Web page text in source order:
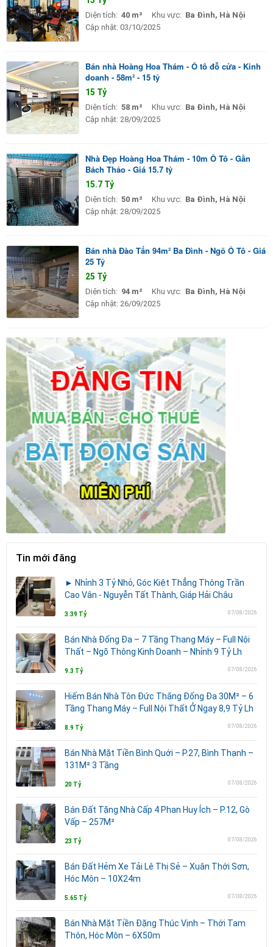
Diện tích: 40 m² Khu vực: Ba Đình, Hà Nội
Cập nhật: 03/10/2025
Bán nhà Hoàng Hoa Thám - Ô tô đỗ cửa - Kinh
doanh - 58m² - 15 tỷ
15 Tỷ
Diện tích: 58 m² Khu vực: Ba Đình, Hà Nội
Cập nhật: 28/09/2025
Nhà Đẹp Hoàng Hoa Thám - 10m Ô Tô - Gần
Bách Thảo - Giá 15.7 tỷ
15.7 Tỷ
Diện tích: 50 m² Khu vực: Ba Đình, Hà Nội
Cập nhật: 28/09/2025
Bán nhà Đào Tấn 94m² Ba Đình - Ngõ Ô Tô - Giá
25 Tỷ
25 Tỷ
Diện tích: 94 m² Khu vực: Ba Đình, Hà Nội
Cập nhật: 26/09/2025
Tin mới đăng
► Nhỉnh 3 Tỷ Nhỏ, Góc Kiệt Thẳng Thông Trần
Cao Vân - Nguyễn Tất Thành, Giáp Hải Châu
3.39 Tỷ 07/08/2026
Bán Nhà Đống Đa – 7 Tầng Thang Máy – Full Nội
Thất – Ngõ Thông Kinh Doanh – Nhỉnh 9 Tỷ Lh
9.3 Tỷ 07/08/2026
Hiếm Bán Nhà Tôn Đức Thắng Đống Đa 30M² – 6
Tầng Thang Máy – Full Nội Thất Ở Ngay 8,9 Tỷ Lh
8.9 Tỷ 07/08/2026
Bán Nhà Mặt Tiền Bình Quới – P.27, Bình Thạnh –
131M² 3 Tầng
20 Tỷ 07/08/2026
Bán Đất Tặng Nhà Cấp 4 Phan Huy Ích – P.12, Gò
Vấp – 257M²
23 Tỷ 07/08/2026
Bán Đất Hẻm Xe Tải Lê Thị Sẻ – Xuân Thới Sơn,
Hóc Môn – 10X24m
5.65 Tỷ 07/08/2026
Bán Nhà Mặt Tiền Đặng Thúc Vịnh – Thới Tam
Thôn, Hóc Môn – 6X50m